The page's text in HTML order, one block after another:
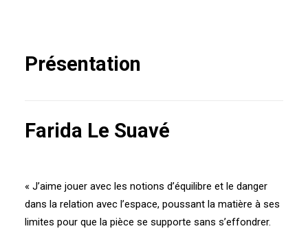
Présentation
Farida Le Suavé
« J’aime jouer avec les notions d’équilibre et le danger
dans la relation avec l’espace, poussant la matière à ses
limites pour que la pièce se supporte sans s’effondrer.